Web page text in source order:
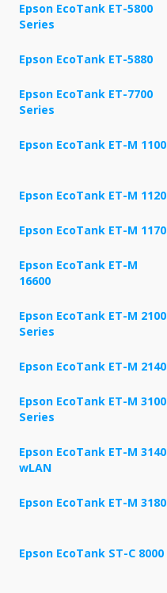
Epson EcoTank ET-5800
Series
Epson EcoTank ET-5880
Epson EcoTank ET-7700
Series
Epson EcoTank ET-M 1100
Epson EcoTank ET-M 1120
Epson EcoTank ET-M 1170
Epson EcoTank ET-M
16600
Epson EcoTank ET-M 2100
Series
Epson EcoTank ET-M 2140
Epson EcoTank ET-M 3100
Series
Epson EcoTank ET-M 3140
wLAN
Epson EcoTank ET-M 3180
Epson EcoTank ST-C 8000